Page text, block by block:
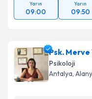
Yarın
09:00
Yarın
09:50
Psk. Merve
Psikoloji
Antalya,